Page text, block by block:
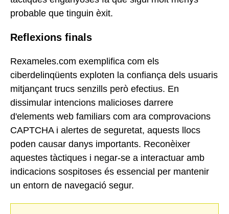
probable que tinguin èxit.
Reflexions finals
Rexameles.com exemplifica com els
ciberdelinqüents exploten la confiança dels usuaris
mitjançant trucs senzills però efectius. En
dissimular intencions malicioses darrere
d'elements web familiars com ara comprovacions
CAPTCHA i alertes de seguretat, aquests llocs
poden causar danys importants. Reconèixer
aquestes tàctiques i negar-se a interactuar amb
indicacions sospitoses és essencial per mantenir
un entorn de navegació segur.